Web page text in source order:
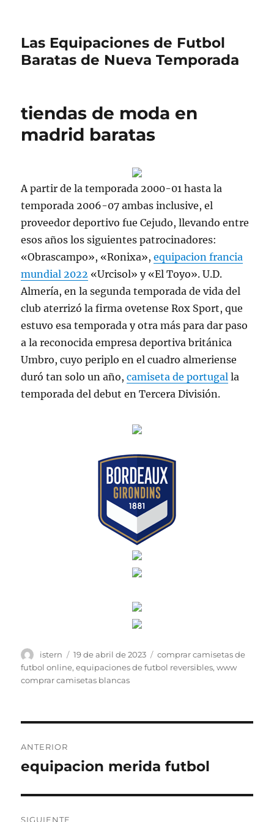
Las Equipaciones de Futbol
Baratas de Nueva Temporada
tiendas de moda en
madrid baratas
A partir de la temporada 2000-01 hasta la
temporada 2006-07 ambas inclusive, el
proveedor deportivo fue Cejudo, llevando entre
esos años los siguientes patrocinadores:
«Obrascampo», «Ronixa»,equipacion francia
mundial 2022 «Urcisol» y «El Toyo». U.D.
Almería, en la segunda temporada de vida del
club aterrizó la firma ovetense Rox Sport, que
estuvo esa temporada y otra más para dar paso
a la reconocida empresa deportiva británica
Umbro, cuyo periplo en el cuadro almeriense
duró tan solo un año,camiseta de portugal la
temporada del debut en Tercera División.
Autor
istern
Publicado
el
19 de abril de 2023 Etiquetas
comprar camisetas de
futbol online,equipaciones de futbol reversibles,www
comprar camisetas blancas
de
ANTERIOR
Entrada
equipacion merida futbol
SIGUIENTE